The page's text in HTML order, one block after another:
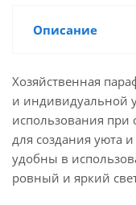
Описание
Хозяйственная
и индивидуальной
использования при
для создания уюта
удобны в
ровный и яркий